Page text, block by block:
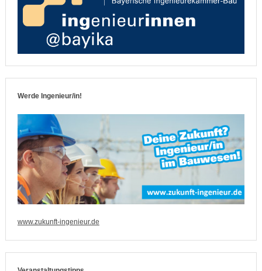
Werde Ingenieur/in!
www.zukunft-ingenieur.de